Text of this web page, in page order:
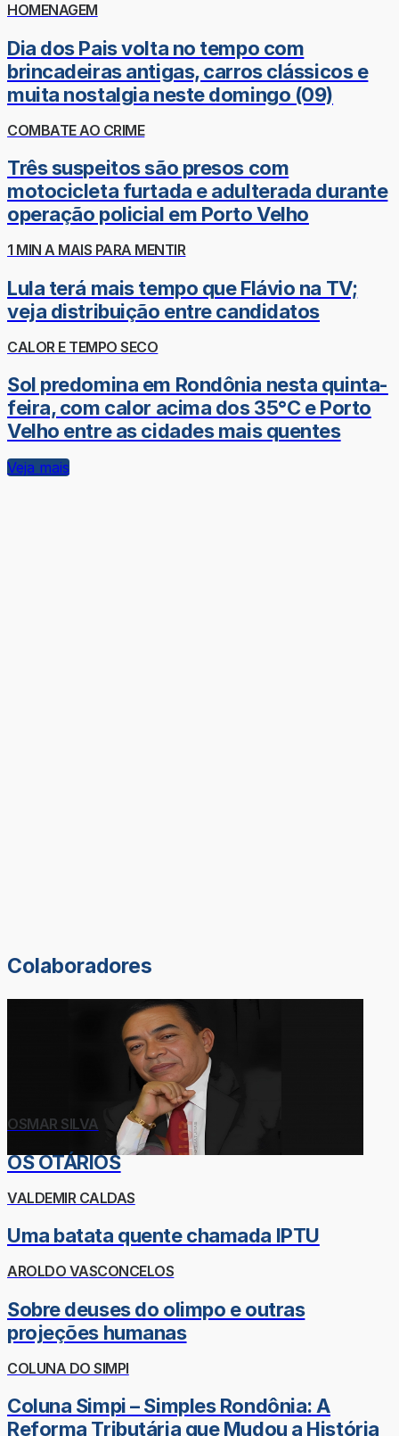
HOMENAGEM
Dia dos Pais volta no tempo com
brincadeiras antigas, carros clássicos e
muita nostalgia neste domingo (09)
COMBATE AO CRIME
Três suspeitos são presos com
motocicleta furtada e adulterada durante
operação policial em Porto Velho
1 MIN A MAIS PARA MENTIR
Lula terá mais tempo que Flávio na TV;
veja distribuição entre candidatos
CALOR E TEMPO SECO
Sol predomina em Rondônia nesta quinta-
feira, com calor acima dos 35°C e Porto
Velho entre as cidades mais quentes
Veja mais
Colaboradores
OSMAR SILVA
OS OTÁRIOS
VALDEMIR CALDAS
Uma batata quente chamada IPTU
AROLDO VASCONCELOS
Sobre deuses do olimpo e outras
projeções humanas
COLUNA DO SIMPI
Coluna Simpi – Simples Rondônia: A
Reforma Tributária que Mudou a História